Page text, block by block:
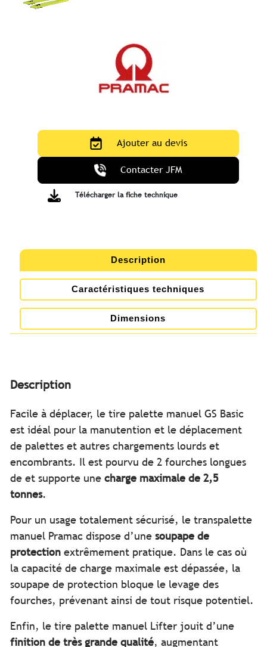
de
-
Tire
Palette
manuel
-
-
Ajouter au devis
Contacter JFM
Télécharger la fiche technique
Description
Caractéristiques techniques
Dimensions
Description
Facile à déplacer, le tire palette manuel GS Basic
est idéal pour la manutention et le déplacement
de palettes et autres chargements lourds et
encombrants. Il est pourvu de 2 fourches longues
de et supporte unecharge maximale de 2,5
tonnes.
Pour un usage totalement sécurisé, le transpalette
manuel Pramac dispose d’une soupape de
protection extrêmement pratique. Dans le cas où
la capacité de charge maximale est dépassée, la
soupape de protection bloque le levage des
fourches, prévenant ainsi de tout risque potentiel.
Enfin, le tire palette manuel Lifter jouit d’une
finition de très grande qualité, augmentant